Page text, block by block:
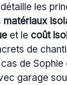
les
matériaux
et le coût
de
de
garage